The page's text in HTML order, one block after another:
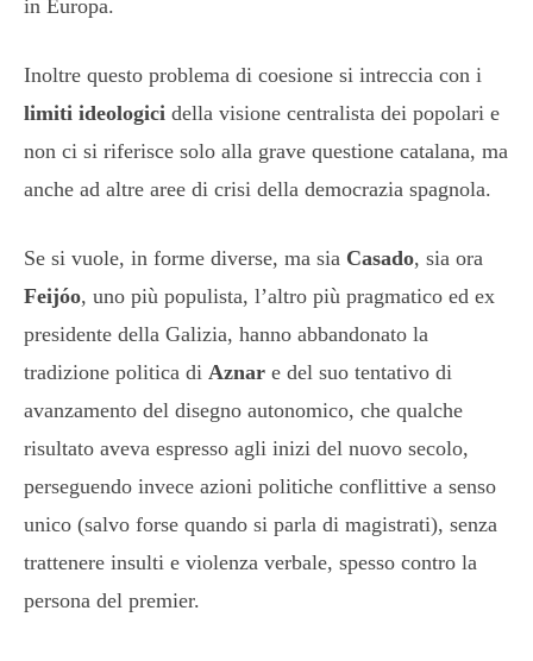
in Europa.
Inoltre questo problema di coesione si intreccia con i
limiti ideologici della visione centralista dei popolari e
non ci si riferisce solo alla grave questione catalana, ma
anche ad altre aree di crisi della democrazia spagnola.
Se si vuole, in forme diverse, ma sia Casado, sia ora
Feijóo, uno più populista, l’altro più pragmatico ed ex
presidente della Galizia, hanno abbandonato la
tradizione politica di Aznar e del suo tentativo di
avanzamento del disegno autonomico, che qualche
risultato aveva espresso agli inizi del nuovo secolo,
perseguendo invece azioni politiche conflittive a senso
unico (salvo forse quando si parla di magistrati), senza
trattenere insulti e violenza verbale, spesso contro la
persona del premier.